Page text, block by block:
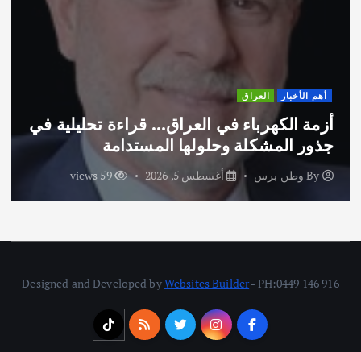
أهم الأخبار ثقافة وفنون
اختتام ورشة السينوغرافيا في مدينة كلباء
الاماراتية
وطن برس أغسطس 3, 2026 68 views
Designed and Developed byWebsites Builder- PH:0449 146 916